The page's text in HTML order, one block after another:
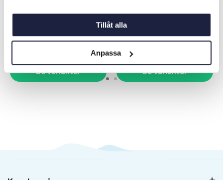
Tillåt alla
Anpassa
Ord. pris 144 kr
Se varianter
Från 119 kr
Ord. pris 144 kr
Se varianter